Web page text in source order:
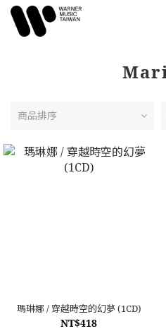
商品排序
瑪琳娜 / 穿越時空的幻夢 (1CD)
NT$418